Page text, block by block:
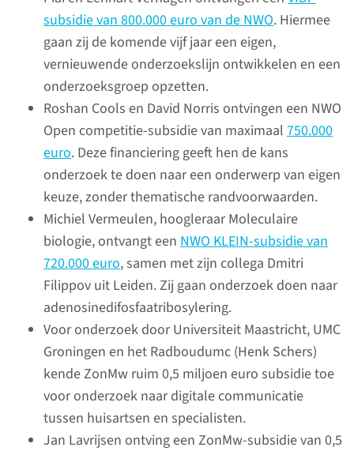
subsidie van 800.000 euro van de NWO. Hiermee
gaan zij de komende vijf jaar een eigen,
vernieuwende onderzoekslijn ontwikkelen en een
onderzoeksgroep opzetten.
Roshan Cools en David Norris ontvingen een NWO
Open competitie-subsidie van maximaal 750.000
euro. Deze financiering geeft hen de kans
onderzoek te doen naar een onderwerp van eigen
keuze, zonder thematische randvoorwaarden.
Michiel Vermeulen, hoogleraar Moleculaire
biologie, ontvangt een NWO KLEIN-subsidie van
720.000 euro, samen met zijn collega Dmitri
Filippov uit Leiden. Zij gaan onderzoek doen naar
adenosinedifosfaatribosylering.
Voor onderzoek door Universiteit Maastricht, UMC
Groningen en het Radboudumc (Henk Schers)
kende ZonMw ruim 0,5 miljoen euro subsidie toe
voor onderzoek naar digitale communicatie
tussen huisartsen en specialisten.
Jan Lavrijsen ontving een ZonMw-subsidie van 0,5
Stairway to Impact
Award
Radboudumc-onderzoeker
Thomas van den Heuvel
ontving in 2021 de Stairway to
Impact Award van de NWO. Hij
kreeg deze prijs voor zijn
BabyChecker-app, waarmee
verloskundigen echo’s bij
zwangerschappen kunnen
maken. De app heeft als doel
moedersterfte in
ontwikkelingslanden tegen te
gaan. Bekijk de video met alle
winnaars.
Bekijk video